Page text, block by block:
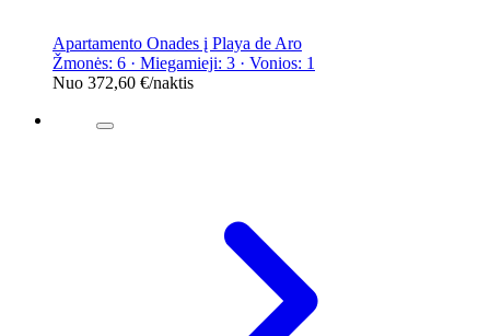
Apartamento Onades į Playa de Aro
Žmonės: 6 · Miegamieji: 3 · Vonios: 1
Nuo 372,60 €/naktis